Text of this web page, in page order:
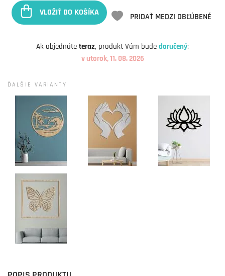
VLOŽIŤ DO KOŠÍKA PRIDAŤ MEDZI OBĽÚBENÉ
Ak objednáte teraz, produkt Vám bude doručený:
v utorok, 11. 08. 2026
ĎALŠIE VARIANTY